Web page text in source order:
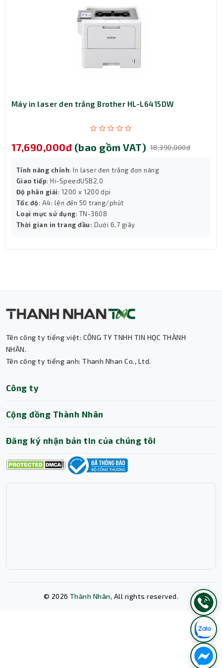
chính hãng với giá tốt nhất.
Máy in laser đen trắng Brother HL-L6415DW
17,690,000đ (bao gồm VAT) 18,390,000đ
Tính năng chính: In laser đen trắng đơn năng
Giao tiếp: Hi-SpeedUSB2.0
Độ phân giải: 1200 x 1200 dpi
Tốc độ: A4: lên đến 50 trang/phút
Loại mực sử dụng: TN-3608
Thời gian in trang đầu: Dưới 6,7 giây
Tên công ty tiếng việt: CÔNG TY TNHH TIN HỌC THÀNH
NHÂN.
Tên công ty tiếng anh: Thanh Nhan Co., Ltd.
Công ty
Cộng đồng Thành Nhân
Đăng ký nhận bản tin của chúng tôi
© 2026 Thành Nhân, All rights reserved.